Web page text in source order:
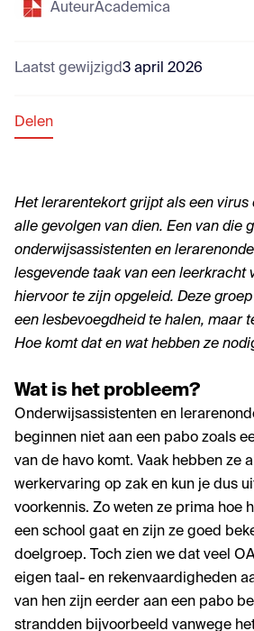
AuteurAcademica
Laatst gewijzigd3 april 2026
Delen
Het lerarentekort grijpt als een virus
alle gevolgen van dien. Een van die
onderwijsassistenten en
lesgevende taak van een leerkracht
hiervoor te zijn opgeleid. Deze
een lesbevoegdheid te halen, maar
Hoe komt dat en wat hebben ze
Wat is het probleem?
Onderwijsassistenten en
beginnen niet aan een pabo zoals
van de havo komt. Vaak hebben ze
werkervaring op zak en kun je dus
voorkennis. Zo weten ze prima hoe
een school gaat en zijn ze goed
doelgroep. Toch zien we dat veel
eigen taal- en rekenvaardigheden
van hen zijn eerder aan een pabo
strandden bijvoorbeeld vanwege